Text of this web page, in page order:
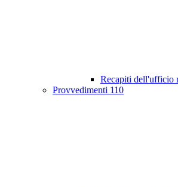
Recapiti dell'ufficio
Provvedimenti 110